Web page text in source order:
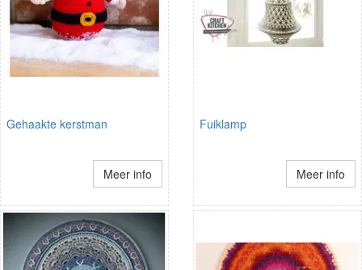
Gehaakte kerstman
Meer info
Fuiklamp
Meer info